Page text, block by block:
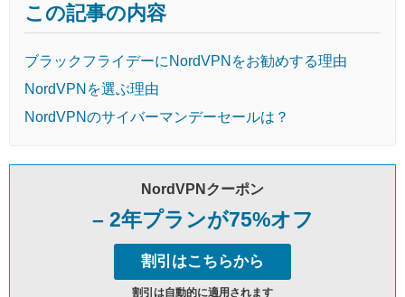
この記事の内容
ブラックフライデーにNordVPNをお勧めする理由
NordVPNを選ぶ理由
NordVPNのサイバーマンデーセールは？
NordVPNクーポン
– 2年プランが75%オフ
割引はこちらから
割引は自動的に適用されます